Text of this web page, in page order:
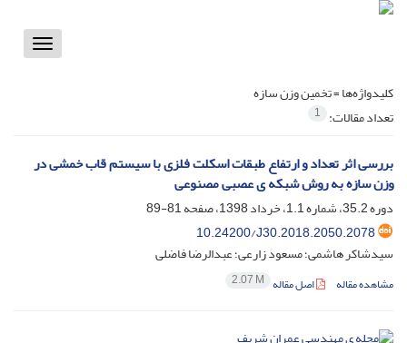
Toggle
کلیدواژه‌ها =تخمین وزن سازه
تعداد مقالات: 1
بررسی اثر تعداد و ارتفاع طبقات اسکلت فلزی با سیستم قاب خمشی در
وزن سازه به روش شبکه ی عصبی مصنوعی
دوره 35.2، شماره 1.1، خرداد 1398، صفحه
81-89
10.24200/J30.2018.2050.2078
سیدشاکر هاشمی؛ مسعود زارعی؛ عبدالرضا فاضلی
مشاهده مقاله اصل مقاله 2.07 M